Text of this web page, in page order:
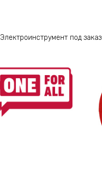
Электроинструмент под заказ